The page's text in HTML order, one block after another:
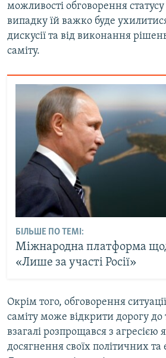
можливості обговорення
випадку їй важко буде ухилитися
дискусії та від виконання
саміту.
БІЛЬШЕ ПО ТЕМІ:
Міжнародна платформа
«Лише за участі Росії»
Окрім того, обговорення ситуації
саміту може відкрити дорогу до
взагалі розпрощався з агресією
досягнення своїх політичних